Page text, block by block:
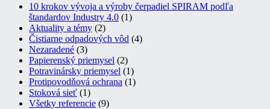
10 krokov vývoja a výroby čerpadiel SPIRAM podľa
štandardov Industry 4.0 (1)
Aktuality a témy (2)
Čistiarne odpadových vôd (4)
Nezaradené (3)
Papierenský priemysel (2)
Potravinársky priemysel (1)
Protipovodňová ochrana (1)
Stoková sieť (1)
Všetky referencie (9)